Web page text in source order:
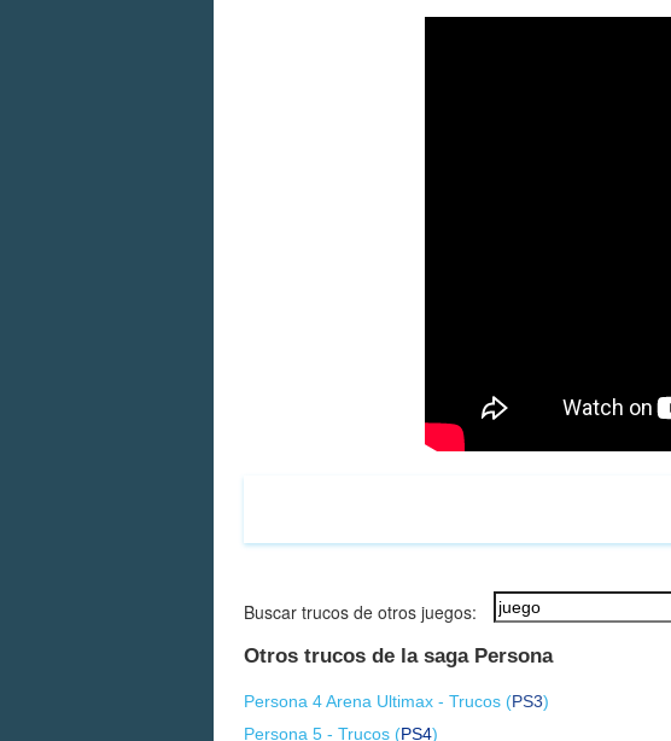
Buscar trucos de otros juegos:
Otros trucos de la saga Persona
Persona 4 Arena Ultimax - Trucos (PS3)
Persona 5 - Trucos (PS4)